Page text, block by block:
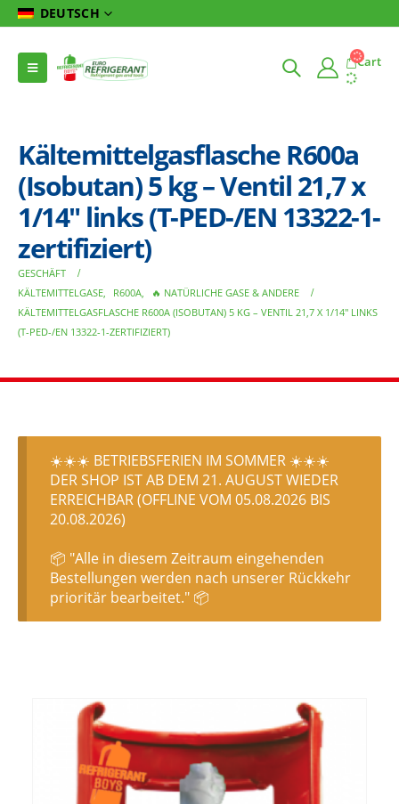
DEUTSCH
Cart
Kältemittelgasflasche R600a
(Isobutan) 5 kg – Ventil 21,7 x
1/14″ links (T-PED-/EN 13322-1-
zertifiziert)
GESCHÄFT
KÄLTEMITTELGASE, R600A,
🔥 NATÜRLICHE GASE & ANDERE
KÄLTEMITTELGASFLASCHE R600A (ISOBUTAN) 5 KG – VENTIL 21,7 X 1/14″ LINKS
(T-PED-/EN 13322-1-ZERTIFIZIERT)
☀️☀️☀️ BETRIEBSFERIEN IM SOMMER ☀️☀️☀️
DER SHOP IST AB DEM 21. AUGUST WIEDER
ERREICHBAR (OFFLINE VOM 05.08.2026 BIS
20.08.2026)
📦 "Alle in diesem Zeitraum eingehenden
Bestellungen werden nach unserer Rückkehr
prioritär bearbeitet." 📦